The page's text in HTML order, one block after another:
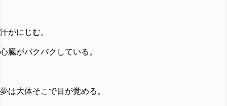
汗がにじむ。
心臓がバクバクしている。
夢は大体そこで目が覚める。